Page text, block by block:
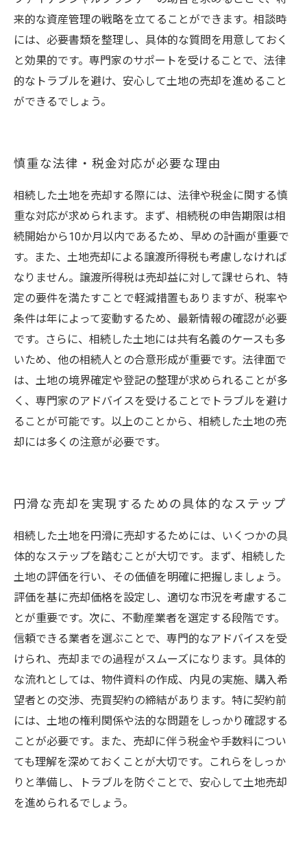
来的な資産管理の戦略を立てることができます。相談時
には、必要書類を整理し、具体的な質問を用意しておく
と効果的です。専門家のサポートを受けることで、法律
的なトラブルを避け、安心して土地の売却を進めること
ができるでしょう。
慎重な法律・税金対応が必要な理由
相続した土地を売却する際には、法律や税金に関する慎
重な対応が求められます。まず、相続税の申告期限は相
続開始から10か月以内であるため、早めの計画が重要で
す。また、土地売却による譲渡所得税も考慮しなければ
なりません。譲渡所得税は売却益に対して課せられ、特
定の要件を満たすことで軽減措置もありますが、税率や
条件は年によって変動するため、最新情報の確認が必要
です。さらに、相続した土地には共有名義のケースも多
いため、他の相続人との合意形成が重要です。法律面で
は、土地の境界確定や登記の整理が求められることが多
く、専門家のアドバイスを受けることでトラブルを避け
ることが可能です。以上のことから、相続した土地の売
却には多くの注意が必要です。
円滑な売却を実現するための具体的なステップ
相続した土地を円滑に売却するためには、いくつかの具
体的なステップを踏むことが大切です。まず、相続した
土地の評価を行い、その価値を明確に把握しましょう。
評価を基に売却価格を設定し、適切な市況を考慮するこ
とが重要です。次に、不動産業者を選定する段階です。
信頼できる業者を選ぶことで、専門的なアドバイスを受
けられ、売却までの過程がスムーズになります。具体的
な流れとしては、物件資料の作成、内見の実施、購入希
望者との交渉、売買契約の締結があります。特に契約前
には、土地の権利関係や法的な問題をしっかり確認する
ことが必要です。また、売却に伴う税金や手数料につい
ても理解を深めておくことが大切です。これらをしっか
りと準備し、トラブルを防ぐことで、安心して土地売却
を進められるでしょう。